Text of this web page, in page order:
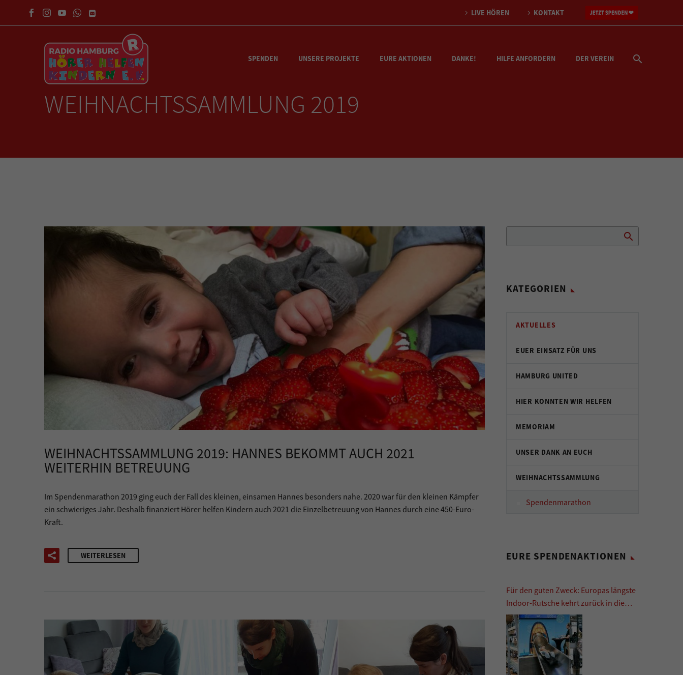
LIVE HÖREN KONTAKT
SPENDEN UNSERE PROJEKTE EURE AKTIONEN DANKE! HILFE ANFORDERN DER VEREIN
WEIHNACHTSSAMMLUNG 2019
WEIHNACHTSSAMMLUNG 2019: HANNES BEKOMMT AUCH 2021
WEITERHIN BETREUUNG
Im Spendenmarathon 2019 ging euch der Fall des kleinen, einsamen Hannes besonders nahe. 2020 war für den kleinen Kämpfer
ein schwieriges Jahr. Deshalb finanziert Hörer helfen Kindern auch 2021 die Einzelbetreuung von Hannes durch eine 450-Euro-
Kraft.
WEITERLESEN
KATEGORIEN
AKTUELLES
EUER EINSATZ FÜR UNS
HAMBURG UNITED
HIER KONNTEN WIR HELFEN
MEMORIAM
UNSER DANK AN EUCH
WEIHNACHTSSAMMLUNG
Spendenmarathon
EURE SPENDENAKTIONEN
Für den guten Zweck: Europas längste
Indoor-Rutsche kehrt zurück in die
Europa Passage